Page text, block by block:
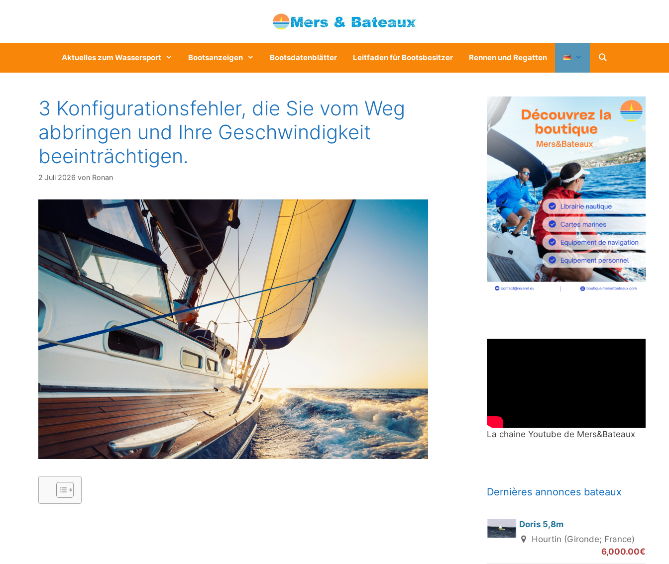
Aktuelles zum Wassersport Bootsanzeigen Bootsdatenblätter Leitfaden für Bootsbesitzer Rennen und Regatten
3 Konfigurationsfehler, die Sie vom Weg
abbringen und Ihre Geschwindigkeit
beeinträchtigen.
2 Juli 2026 von Ronan
La chaine Youtube de Mers&Bateaux
Dernières annonces bateaux
Doris 5,8m
Hourtin (Gironde; France)
6,000.00€